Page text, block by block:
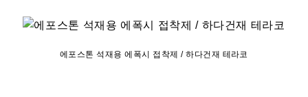
에포스톤 석재용 에폭시 접착제 / 하다건재 테라코